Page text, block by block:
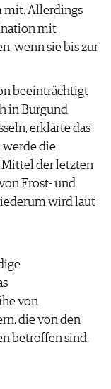
mit. Allerdings
mit
wenn sie bis zur
beeinträchtigt
in Burgund
erklärte das
werde die
der letzten
Frost- und
wird laut
von
die von den
betroffen sind,